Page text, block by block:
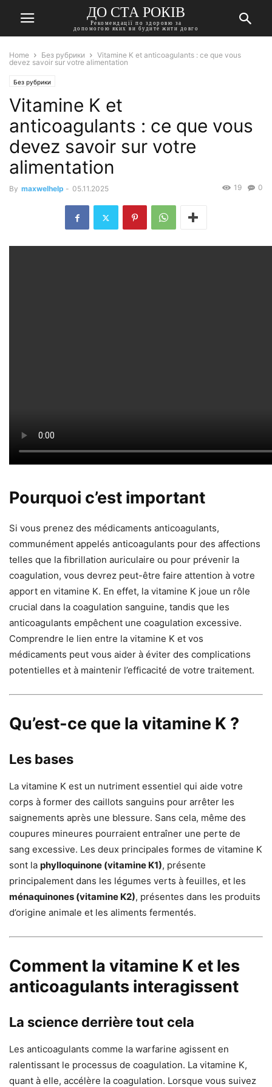
ДО СТА РОКІВ
Рекомендації по здоровю за
допомогою яких ви будите жити довго
Home Без рубрики
Vitamine K et anticoagulants : ce que vous
devez savoir sur votre alimentation
Без рубрики
Vitamine K et
anticoagulants : ce que vous
devez savoir sur votre
alimentation
By maxwelhelp - 05.11.2025 0
19
Pourquoi c’est important
Si vous prenez des médicaments anticoagulants,
communément appelés anticoagulants pour des affections
telles que la fibrillation auriculaire ou pour prévenir la
coagulation, vous devrez peut-être faire attention à votre
apport en vitamine K. En effet, la vitamine K joue un rôle
crucial dans la coagulation sanguine, tandis que les
anticoagulants empêchent une coagulation excessive.
Comprendre le lien entre la vitamine K et vos
médicaments peut vous aider à éviter des complications
potentielles et à maintenir l’efficacité de votre traitement.
Qu’est-ce que la vitamine K ?
Les bases
La vitamine K est un nutriment essentiel qui aide votre
corps à former des caillots sanguins pour arrêter les
saignements après une blessure. Sans cela, même des
coupures mineures pourraient entraîner une perte de
sang excessive. Les deux principales formes de vitamine K
sont la phylloquinone (vitamine K1), présente
principalement dans les légumes verts à feuilles, et les
ménaquinones (vitamine K2), présentes dans les produits
d’origine animale et les aliments fermentés.
Comment la vitamine K et les
anticoagulants interagissent
La science derrière tout cela
Les anticoagulants comme la warfarine agissent en
ralentissant le processus de coagulation. La vitamine K,
quant à elle, accélère la coagulation. Lorsque vous suivez